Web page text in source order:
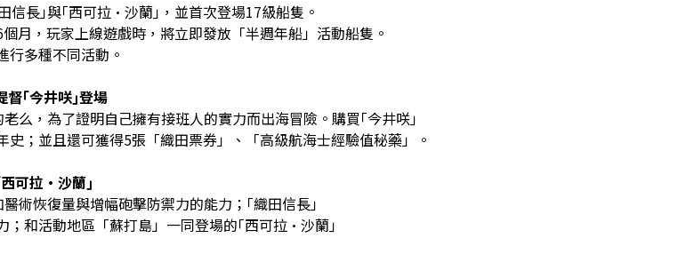
信長｣與｢西可拉·沙蘭｣，並首次登場17級船隻。
月，玩家上線遊戲時，將立即發放「半週年船」活動船隻。
行多種不同活動。
督｢今井咲｣登場
么，為了證明自己擁有接班人的實力而出海冒險。購買｢今井咲｣
；並且還可獲得5張「織田票券」、「高級航海士經驗值秘藥」。
可拉·沙蘭｣
術恢復量與增幅砲擊防禦力的能力；｢織田信長｣
；和活動地區「蘇打島」一同登場的｢西可拉·沙蘭｣